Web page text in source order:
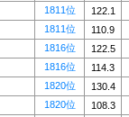
1811位
122.1
1811位
110.9
1816位
122.5
1816位
114.3
1820位
130.4
1820位
108.3